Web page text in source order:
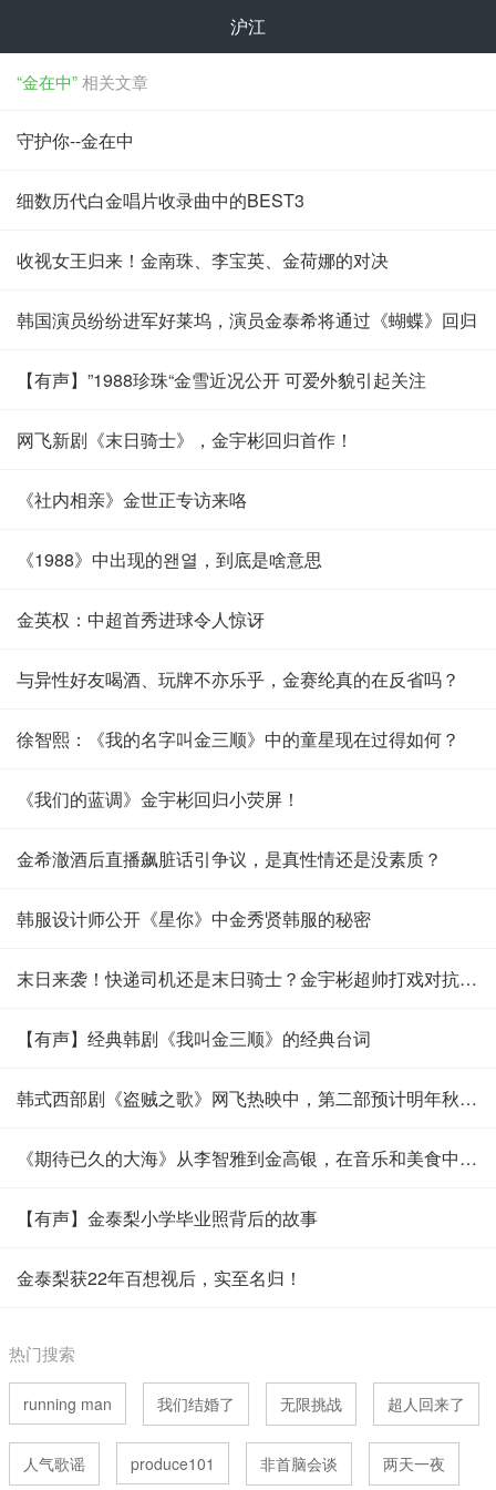
沪江
“金在中”相关文章
守护你--金在中
细数历代白金唱片收录曲中的BEST3
收视女王归来！金南珠、李宝英、金荷娜的对决
韩国演员纷纷进军好莱坞，演员金泰希将通过《蝴蝶》回归
【有声】”1988珍珠“金雪近况公开 可爱外貌引起关注
网飞新剧《末日骑士》，金宇彬回归首作！
《社内相亲》金世正专访来咯
《1988》中出现的왠열，到底是啥意思
金英权：中超首秀进球令人惊讶
与异性好友喝酒、玩牌不亦乐乎，金赛纶真的在反省吗？
徐智熙：《我的名字叫金三顺》中的童星现在过得如何？
《我们的蓝调》金宇彬回归小荧屏！
金希澈酒后直播飙脏话引争议，是真性情还是没素质？
韩服设计师公开《星你》中金秀贤韩服的秘密
末日来袭！快递司机还是末日骑士？金宇彬超帅打戏对抗末世恶党！
【有声】经典韩剧《我叫金三顺》的经典台词
韩式西部剧《盗贼之歌》网飞热映中，第二部预计明年秋天开拍！
《期待已久的大海》从李智雅到金高银，在音乐和美食中漂流
【有声】金泰梨小学毕业照背后的故事
金泰梨获22年百想视后，实至名归！
热门搜索
running man 我们结婚了 无限挑战 超人回来了
人气歌谣 produce101 非首脑会谈 两天一夜